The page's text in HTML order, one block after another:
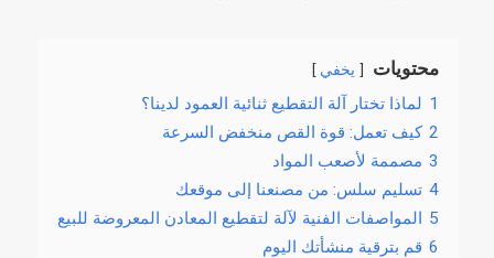
محتويات يخفي
1 لماذا تختار آلة التقطيع ثنائية العمود لدينا؟
2 كيف تعمل: قوة القص منخفض السرعة
3 مصممة لأصعب المواد
4 تسليم سلس: من مصنعنا إلى موقعك
5 المواصفات الفنية لآلة لتقطيع المعادن المعروضة للبيع
6 قم بترقية منشأتك اليوم